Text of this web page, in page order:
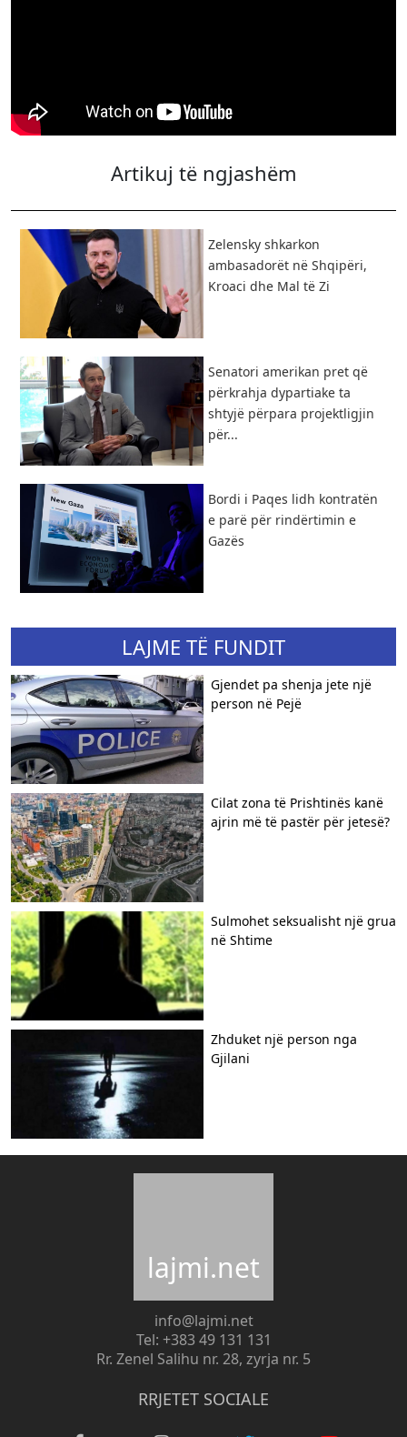
Artikuj të ngjashëm
Zelensky shkarkon
ambasadorët në Shqipëri,
Kroaci dhe Mal të Zi
Senatori amerikan pret që
përkrahja dypartiake ta
shtyjë përpara projektligjin
për...
Bordi i Paqes lidh kontratën
e parë për rindërtimin e
Gazës
LAJME TË FUNDIT
Gjendet pa shenja jete një
person në Pejë
Cilat zona të Prishtinës kanë
ajrin më të pastër për jetesë?
Sulmohet seksualisht një grua
në Shtime
Zhduket një person nga
Gjilani
lajmi.net
info@lajmi.net
Tel: +383 49 131 131
Rr. Zenel Salihu nr. 28, zyrja nr. 5
RRJETET SOCIALE